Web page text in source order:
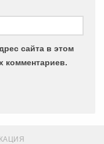
сайта в этом
комментариев.